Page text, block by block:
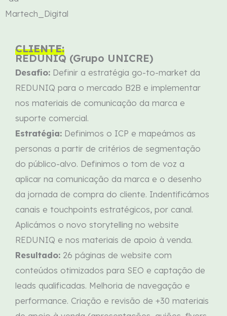
CLIENTE:
REDUNIQ (Grupo UNICRE)
Desafio: Definir a estratégia go-to-market da
REDUNIQ para o mercado B2B e implementar
nos materiais de comunicação da marca e
suporte comercial.
Estratégia: Definimos o ICP e mapeámos as
personas a partir de critérios de segmentação
do público-alvo. Definimos o tom de voz a
aplicar na comunicação da marca e o desenho
da jornada de compra do cliente. Indentificámos
canais e touchpoints estratégicos, por canal.
Aplicámos o novo storytelling no website
REDUNIQ e nos materiais de apoio à venda.
Resultado: 26 páginas de website com
conteúdos otimizados para SEO e captação de
leads qualificadas. Melhoria de navegação e
performance. Criação e revisão de +30 materiais